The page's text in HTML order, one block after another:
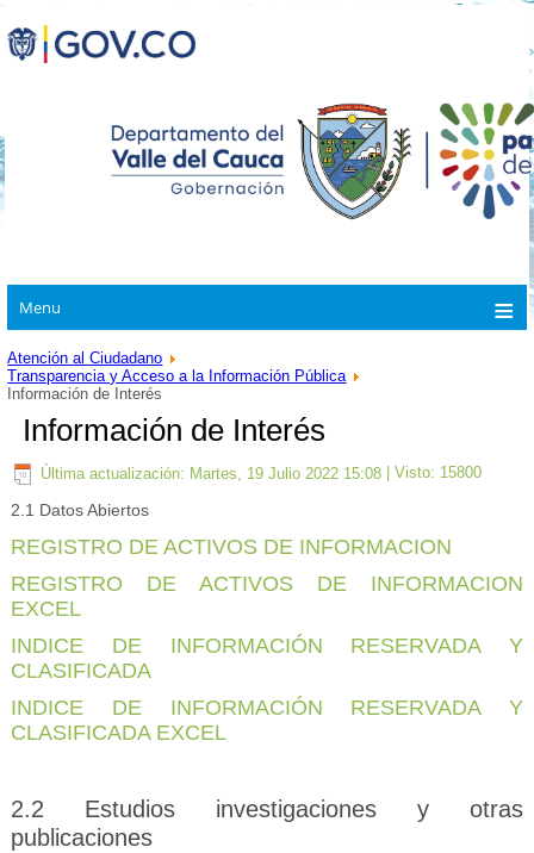
Menu
Atención al Ciudadano
Transparencia y Acceso a la Información Pública
Información de Interés
Información de Interés
Última actualización: Martes, 19 Julio 2022 15:08 | Visto: 15800
2.1 Datos Abiertos
REGISTRO DE ACTIVOS DE INFORMACION
REGISTRO DE ACTIVOS DE INFORMACION
EXCEL
INDICE DE INFORMACIÓN RESERVADA Y
CLASIFICADA
INDICE DE INFORMACIÓN RESERVADA Y
CLASIFICADA EXCEL
2.2 Estudios investigaciones y otras
publicaciones